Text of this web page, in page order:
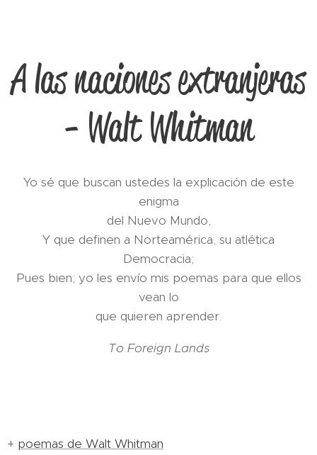
A las naciones extranjeras
- Walt Whitman
Yo sé que buscan ustedes la explicación de este
enigma
del Nuevo Mundo,
Y que definen a Norteamérica, su atlética
Democracia;
Pues bien; yo les envío mis poemas para que ellos
vean lo
que quieren aprender.
To Foreign Lands
+ poemas de Walt Whitman